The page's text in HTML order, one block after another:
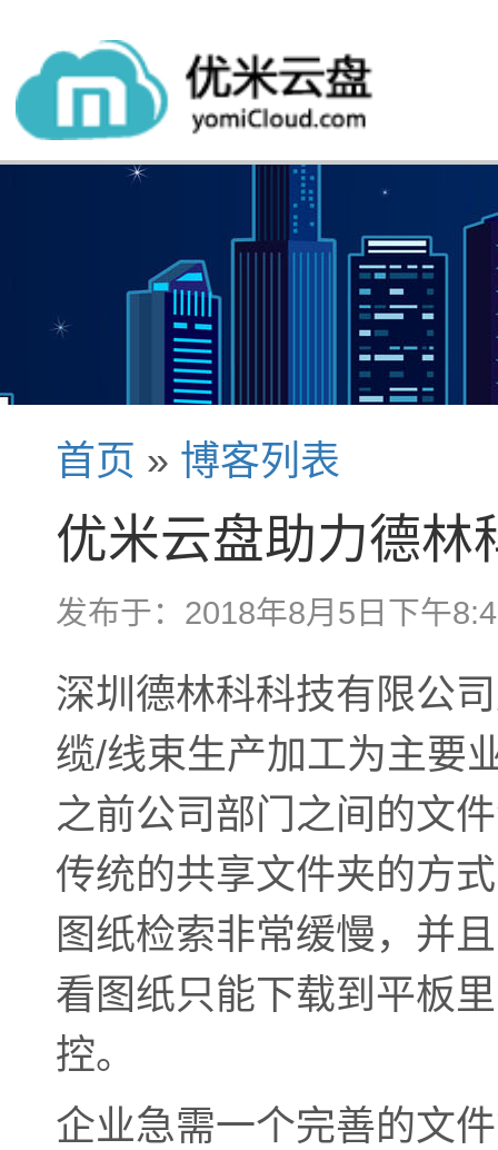
首页 » 博客列表
优米云盘助力德林
发布于：2018年8月5日下午
深圳德林科科技有限公
缆/线束生产加工为主要
之前公司部门之间的文
传统的共享文件夹的方
图纸检索非常缓慢，并
看图纸只能下载到平板
控。
企业急需一个完善的文